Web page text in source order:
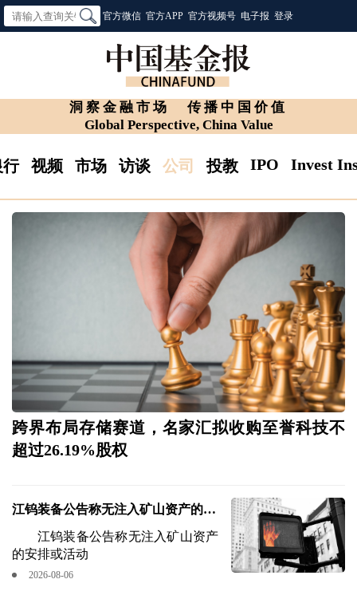
官方微信 官方APP 官方视频号 电子报 登录
洞察金融市场
传播中国价值
Global Perspective, China Value
行 视频 市场 访谈 公司 投教 IPO Invest
跨界布局存储赛道，名家汇拟收购至誉科技不
超过26.19%股权
江钨装备公告称无注入矿山资产的安
排或活动
江钨装备公告称无注入矿山资产
的安排或活动
2026-08-06